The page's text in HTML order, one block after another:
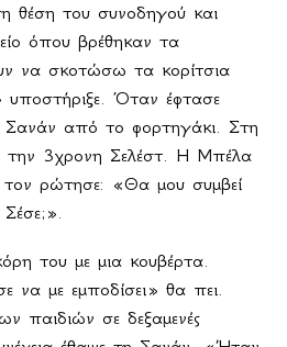
θέση του συνοδηγού και
όπου βρέθηκαν τα
να σκοτώσω τα κορίτσια
Όταν έφτασε
από το φορτηγάκι. Στη
την 3χρονη Σελέστ. Η Μπέλα
ρώτησε: «Θα μου συμβεί
του με μια κουβέρτα.
να με εμποδίσει» θα πει.
παιδιών σε δεξαμενές